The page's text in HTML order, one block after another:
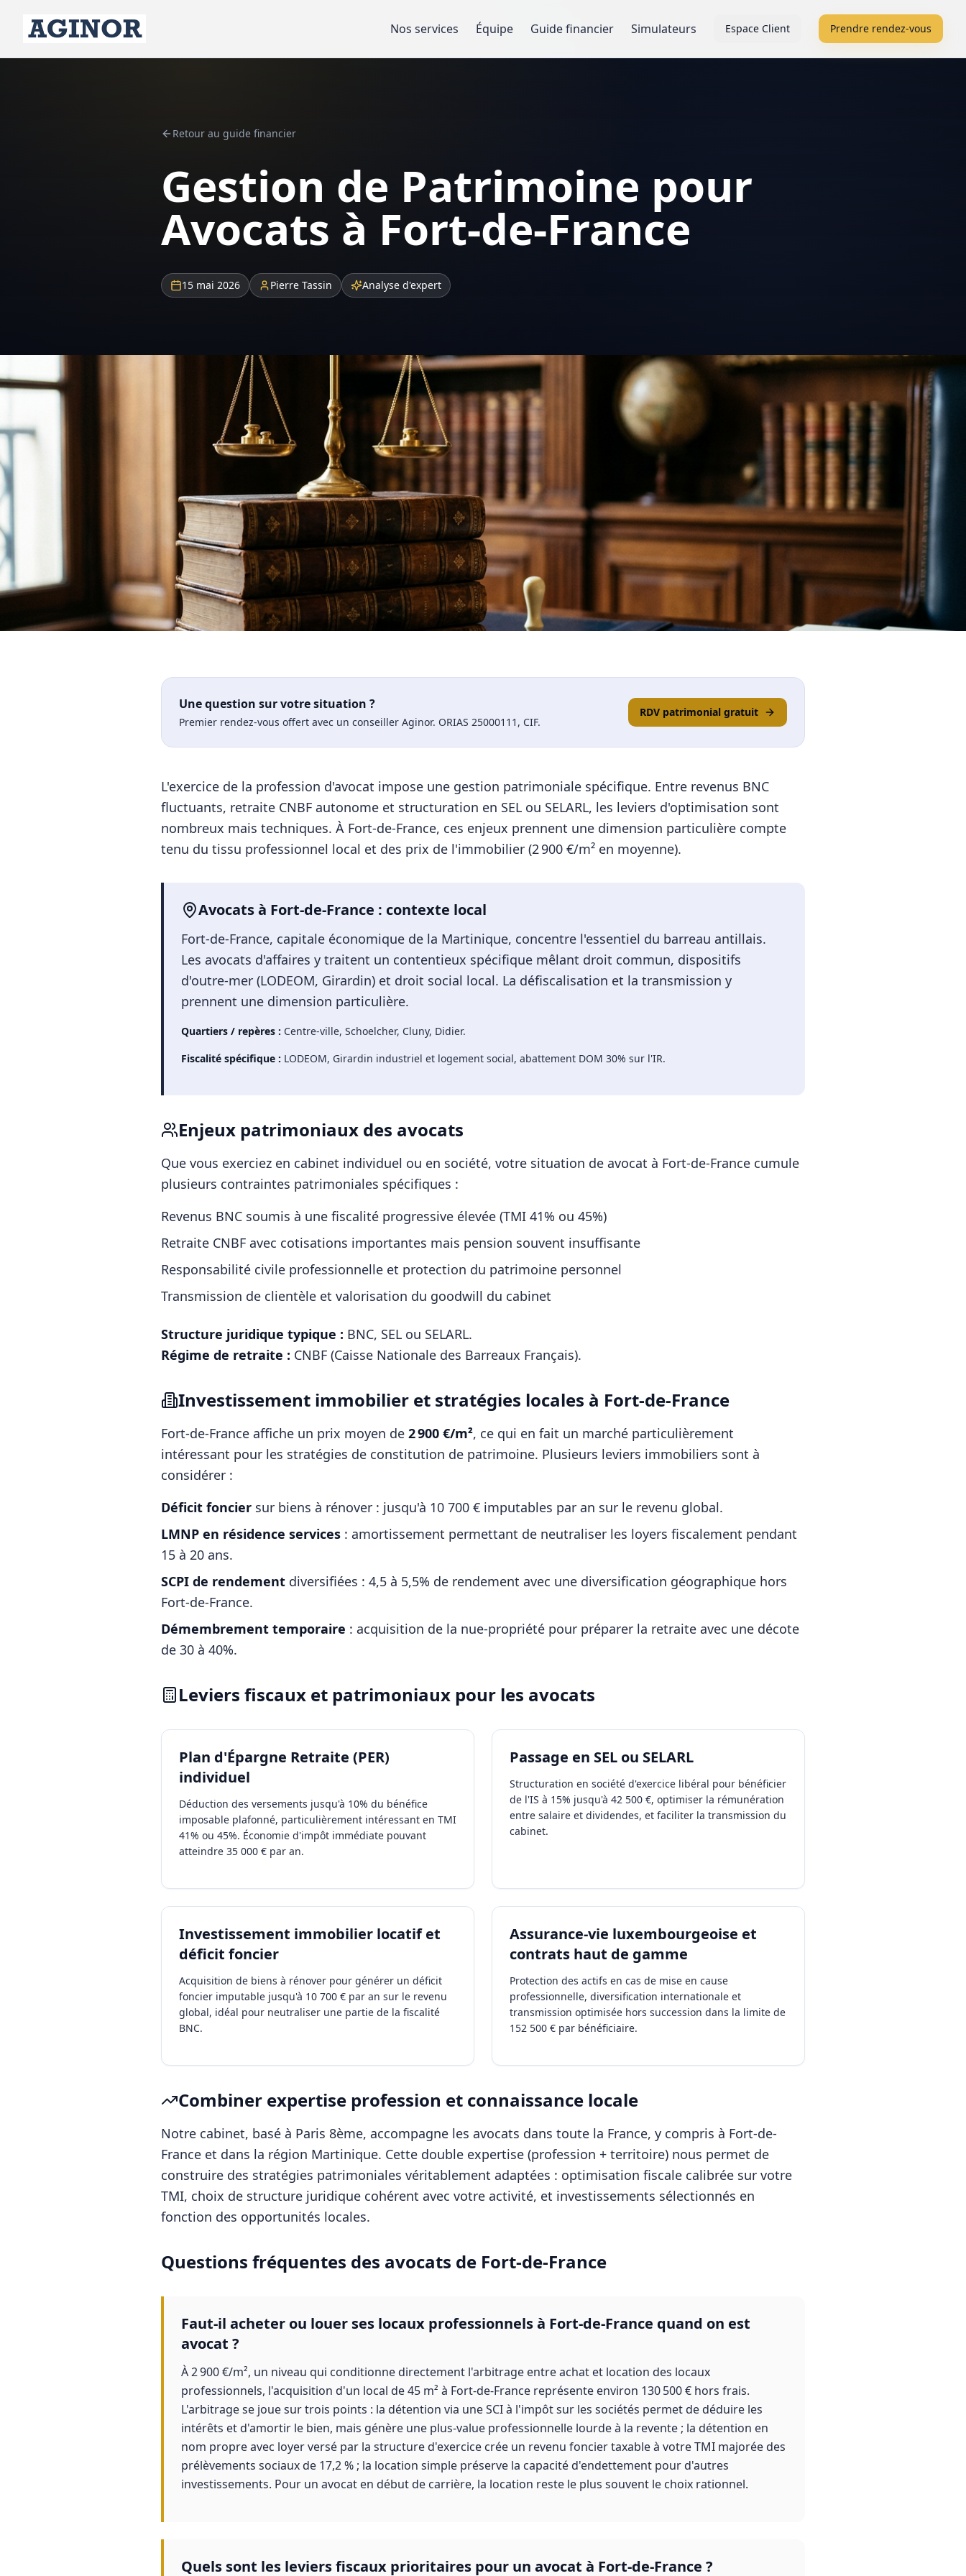
Nos services Équipe Guide financier Simulateurs Espace Client Prendre rendez-vous
Retour au guide financier
Gestion de Patrimoine pour
Avocats à Fort-de-France
15 mai 2026 Pierre Tassin Analyse d'expert
Une question sur votre situation ?
Premier rendez-vous offert avec un conseiller Aginor. ORIAS 25000111, CIF.
RDV patrimonial gratuit
L'exercice de la profession d'avocat impose une gestion patrimoniale spécifique. Entre revenus BNC
fluctuants, retraite CNBF autonome et structuration en SEL ou SELARL, les leviers d'optimisation sont
nombreux mais techniques. À Fort-de-France, ces enjeux prennent une dimension particulière compte
tenu du tissu professionnel local et des prix de l'immobilier (2 900 €/m² en moyenne).
Avocatsà Fort-de-France : contexte local
Fort-de-France, capitale économique de la Martinique, concentre l'essentiel du barreau antillais.
Les avocats d'affaires y traitent un contentieux spécifique mêlant droit commun, dispositifs
d'outre-mer (LODEOM, Girardin) et droit social local. La défiscalisation et la transmission y
prennent une dimension particulière.
Quartiers / repères : Centre-ville, Schoelcher, Cluny, Didier.
Fiscalité spécifique : LODEOM, Girardin industriel et logement social, abattement DOM 30% sur l'IR.
Enjeux patrimoniaux des avocats
Que vous exerciez en cabinet individuel ou en société, votre situation de avocat à Fort-de-France cumule
plusieurs contraintes patrimoniales spécifiques :
Revenus BNC soumis à une fiscalité progressive élevée (TMI 41% ou 45%)
Retraite CNBF avec cotisations importantes mais pension souvent insuffisante
Responsabilité civile professionnelle et protection du patrimoine personnel
Transmission de clientèle et valorisation du goodwill du cabinet
Structure juridique typique : BNC, SEL ou SELARL.
Régime de retraite : CNBF (Caisse Nationale des Barreaux Français).
Investissement immobilier et stratégies locales à Fort-de-France
Fort-de-France affiche un prix moyen de 2 900 €/m², ce qui en fait un marché particulièrement
intéressant pour les stratégies de constitution de patrimoine. Plusieurs leviers immobiliers sont à
considérer :
Déficit foncier sur biens à rénover : jusqu'à 10 700 € imputables par an sur le revenu global.
LMNP en résidence services : amortissement permettant de neutraliser les loyers fiscalement pendant
15 à 20 ans.
SCPI de rendement diversifiées : 4,5 à 5,5% de rendement avec une diversification géographique hors
Fort-de-France.
Démembrement temporaire : acquisition de la nue-propriété pour préparer la retraite avec une décote
de 30 à 40%.
Leviers fiscaux et patrimoniaux pour les avocats
Plan d'Épargne Retraite (PER)
individuel
Déduction des versements jusqu'à 10% du bénéfice
imposable plafonné, particulièrement intéressant en TMI
41% ou 45%. Économie d'impôt immédiate pouvant
atteindre 35 000 € par an.
Passage en SEL ou SELARL
Structuration en société d'exercice libéral pour bénéficier
de l'IS à 15% jusqu'à 42 500 €, optimiser la rémunération
entre salaire et dividendes, et faciliter la transmission du
cabinet.
Investissement immobilier locatif et
déficit foncier
Acquisition de biens à rénover pour générer un déficit
foncier imputable jusqu'à 10 700 € par an sur le revenu
global, idéal pour neutraliser une partie de la fiscalité
BNC.
Assurance-vie luxembourgeoise et
contrats haut de gamme
Protection des actifs en cas de mise en cause
professionnelle, diversification internationale et
transmission optimisée hors succession dans la limite de
152 500 € par bénéficiaire.
Combiner expertise profession et connaissance locale
Notre cabinet, basé à Paris 8ème, accompagne les avocats dans toute la France, y compris à Fort-de-
France et dans la région Martinique. Cette double expertise (profession + territoire) nous permet de
construire des stratégies patrimoniales véritablement adaptées : optimisation fiscale calibrée sur votre
TMI, choix de structure juridique cohérent avec votre activité, et investissements sélectionnés en
fonction des opportunités locales.
Questions fréquentes des avocats de Fort-de-France
Faut-il acheter ou louer ses locaux professionnels à Fort-de-France quand on est
avocat ?
À 2 900 €/m², un niveau qui conditionne directement l'arbitrage entre achat et location des locaux
professionnels, l'acquisition d'un local de 45 m² à Fort-de-France représente environ 130 500 € hors frais.
L'arbitrage se joue sur trois points : la détention via une SCI à l'impôt sur les sociétés permet de déduire les
intérêts et d'amortir le bien, mais génère une plus-value professionnelle lourde à la revente ; la détention en
nom propre avec loyer versé par la structure d'exercice crée un revenu foncier taxable à votre TMI majorée des
prélèvements sociaux de 17,2 % ; la location simple préserve la capacité d'endettement pour d'autres
investissements. Pour un avocat en début de carrière, la location reste le plus souvent le choix rationnel.
Quels sont les leviers fiscaux prioritaires pour un avocat à Fort-de-France ?